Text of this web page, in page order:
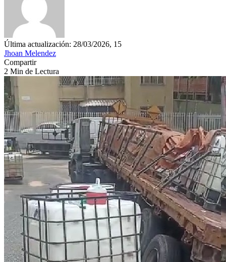
Última actualización: 28/03/2026, 15
Jhoan Melendez
Compartir
2 Min de Lectura